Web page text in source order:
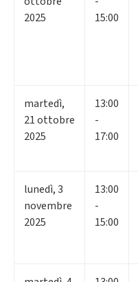
2025
15:00
martedì,
21ottobre
2025
13:00
-
17:00
lunedì,3
novembre
2025
13:00
-
15:00